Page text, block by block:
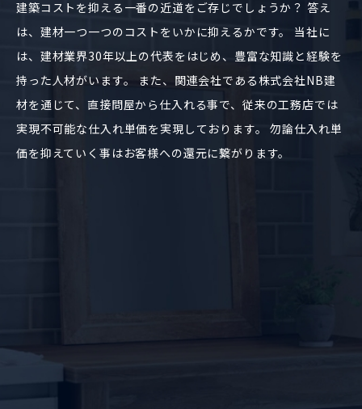
建築コストを抑える一番の近道をご存じでしょうか？ 答え
は、建材一つ一つのコストをいかに抑えるかです。 当社に
は、建材業界30年以上の代表をはじめ、豊富な知識と経験を
持った人材がいます。 また、関連会社である株式会社NB建
材を通じて、直接問屋から仕入れる事で、従来の工務店では
実現不可能な仕入れ単価を実現しております。 勿論仕入れ単
価を抑えていく事はお客様への還元に繋がります。